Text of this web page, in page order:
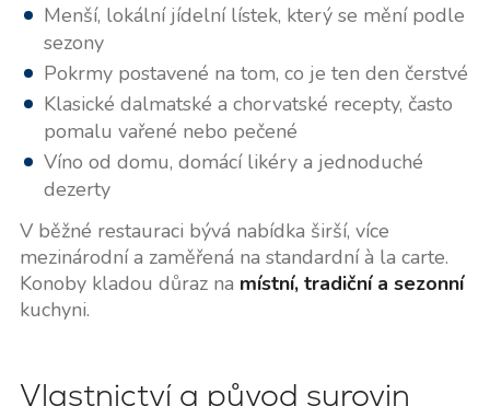
Menší, lokální jídelní lístek, který se mění podle
sezony
Pokrmy postavené na tom, co je ten den čerstvé
Klasické dalmatské a chorvatské recepty, často
pomalu vařené nebo pečené
Víno od domu, domácí likéry a jednoduché
dezerty
V běžné restauraci bývá nabídka širší, více
mezinárodní a zaměřená na standardní à la carte.
Konoby kladou důraz na místní, tradiční a sezonní
kuchyni.
Vlastnictví a původ surovin